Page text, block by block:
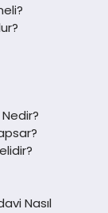
Nasıl